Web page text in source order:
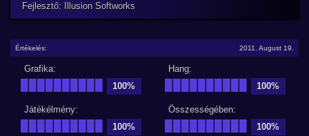
Fejlesztő: Illusion Softworks
Értékelés: 2011. August 19.
Grafika:
100%
Hang:
100%
Játékélmény:
100%
Összességében:
100%